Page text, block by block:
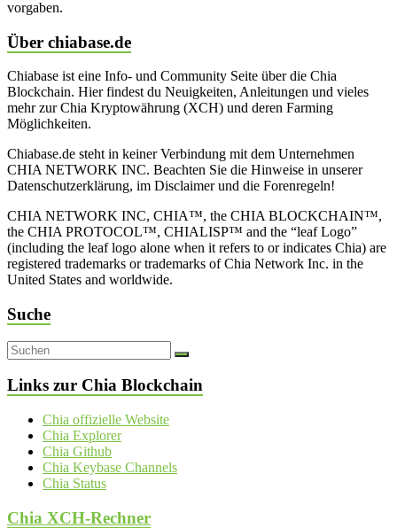
vorgaben.
Über chiabase.de
Chiabase ist eine Info- und Community Seite über die Chia
Blockchain. Hier findest du Neuigkeiten, Anleitungen und vieles
mehr zur Chia Kryptowährung (XCH) und deren Farming
Möglichkeiten.
Chiabase.de steht in keiner Verbindung mit dem Unternehmen
CHIA NETWORK INC. Beachten Sie die Hinweise in unserer
Datenschutzerklärung, im Disclaimer und die Forenregeln!
CHIA NETWORK INC, CHIA™, the CHIA BLOCKCHAIN™,
the CHIA PROTOCOL™, CHIALISP™ and the “leaf Logo”
(including the leaf logo alone when it refers to or indicates Chia) are
registered trademarks or trademarks of Chia Network Inc. in the
United States and worldwide.
Suche
Links zur Chia Blockchain
Chia offizielle Website
Chia Explorer
Chia Github
Chia Keybase Channels
Chia Status
Chia XCH-Rechner